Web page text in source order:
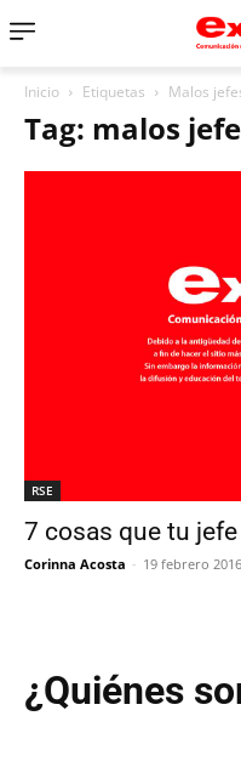
Inicio Etiquetas Malos
Tag: malos
RSE
7 cosas que tu
Corinna Acosta - 19 febrero 2016
¿Quiénes